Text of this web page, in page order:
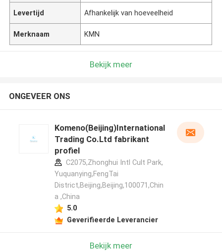
Laat een bericht achter
Levertijd Afhankelijk van hoeveelheid
Merknaam KMN
Bekijk meer
ONGEVEER ONS
Komeno(Beijing)International
Trading Co.Ltd fabrikant
profiel
C2075,Zhonghui Intl Cult Park,
Yuquanying,FengTai
District,Beijing,Beijing,100071,Chin
a ,China
5.0
Geverifieerde Leverancier
Bekijk meer